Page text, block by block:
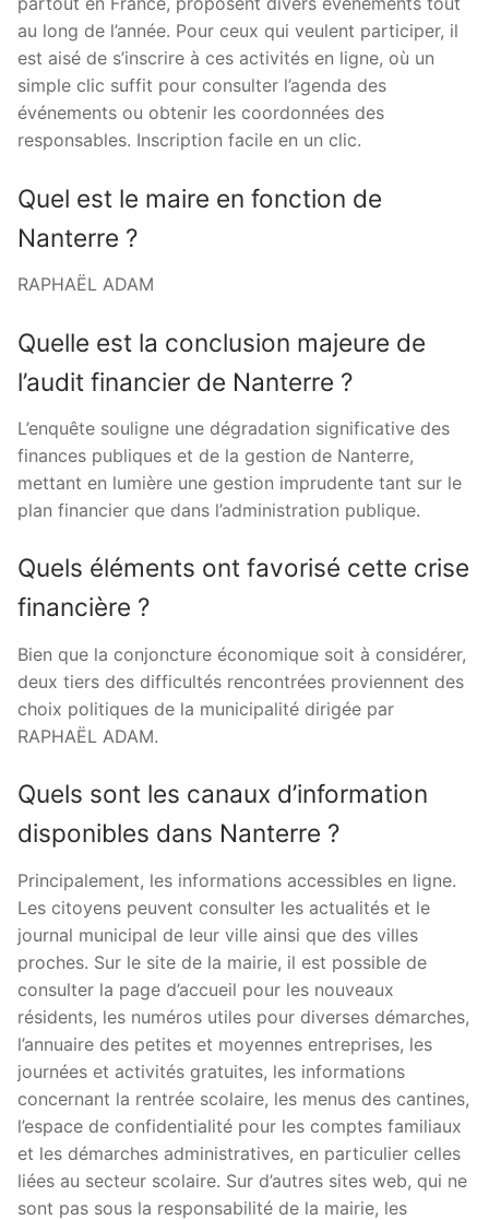
au long de l’année. Pour ceux qui veulent participer, il
est aisé de s’inscrire à ces activités en ligne, où un
simple clic suffit pour consulter l’agenda des
événements ou obtenir les coordonnées des
responsables. Inscription facile en un clic.
Quel est le maire en fonction de
Nanterre ?
RAPHAËL ADAM
Quelle est la conclusion majeure de
l’audit financier de Nanterre ?
L’enquête souligne une dégradation significative des
finances publiques et de la gestion de Nanterre,
mettant en lumière une gestion imprudente tant sur le
plan financier que dans l’administration publique.
Quels éléments ont favorisé cette crise
financière ?
Bien que la conjoncture économique soit à considérer,
deux tiers des difficultés rencontrées proviennent des
choix politiques de la municipalité dirigée par
RAPHAËL ADAM.
Quels sont les canaux d’information
disponibles dans Nanterre ?
Principalement, les informations accessibles en ligne.
Les citoyens peuvent consulter les actualités et le
journal municipal de leur ville ainsi que des villes
proches. Sur le site de la mairie, il est possible de
consulter la page d’accueil pour les nouveaux
résidents, les numéros utiles pour diverses démarches,
l’annuaire des petites et moyennes entreprises, les
journées et activités gratuites, les informations
concernant la rentrée scolaire, les menus des cantines,
l’espace de confidentialité pour les comptes familiaux
et les démarches administratives, en particulier celles
liées au secteur scolaire. Sur d’autres sites web, qui ne
sont pas sous la responsabilité de la mairie, les